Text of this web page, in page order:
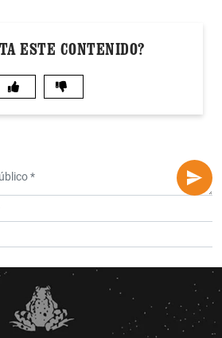
ESTE CONTENIDO?